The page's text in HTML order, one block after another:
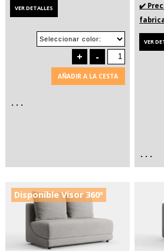
VER DETALLES
+ -
AÑADIR A LA CESTA
. . .
✔️
VER
. . .
Disponible Visor 360º